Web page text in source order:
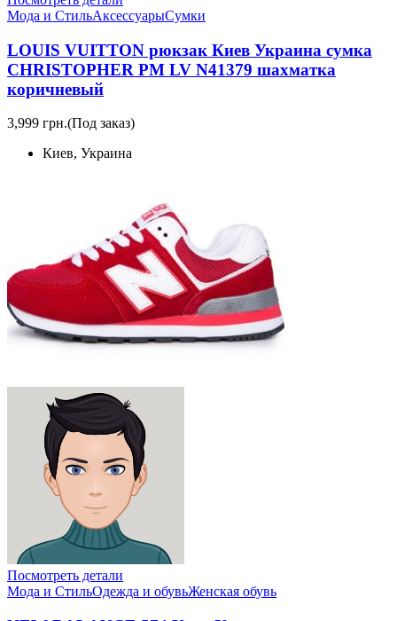
Мода и СтильАксессуарыСумки
LOUIS VUITTON рюкзак Киев Украина сумка
CHRISTOPHER PM LV N41379 шахматка
коричневый
3,999 грн.(Под заказ)
Киев, Украина
Посмотреть детали
Мода и СтильОдежда и обувьЖенская обувь